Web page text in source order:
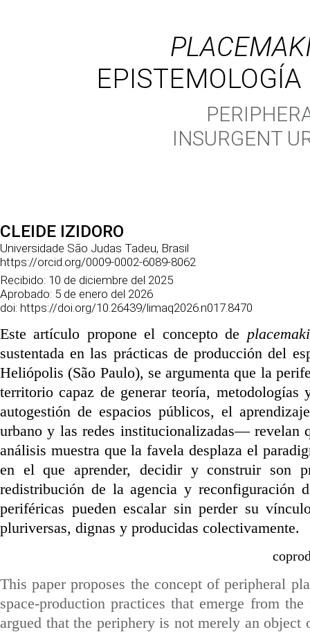
INSURGENT
CLEIDE IZIDORO
Universidade São Judas Tadeu, Brasil
https://orcid.org/0009-0002-6089-8062
Recibido: 10 de diciembre del 2025
Aprobado: 5 de enero del 2026
doi: https://doi.org/10.26439/limaq2026.n017.8470
Este artículo propone el concepto de
sustentada en las prácticas de producción del
Heliópolis (São Paulo), se argumenta que la
territorio capaz de generar teoría,
autogestión de espacios públicos, el
urbano y las redes institucionalizadas— revelan
análisis muestra que la favela desplaza el
en el que aprender, decidir y construir son
redistribución de la agencia y reconfiguración
periféricas pueden escalar sin perder su
pluriversas, dignas y producidas colectivamente.
This paper proposes the concept of peripheral
space-production practices that emerge from
argued that the periphery is not merely an